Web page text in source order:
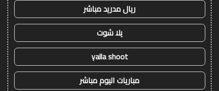
ريال مدريد مباشر
يلا شوت
yalla shoot
مباريات اليوم مباشر